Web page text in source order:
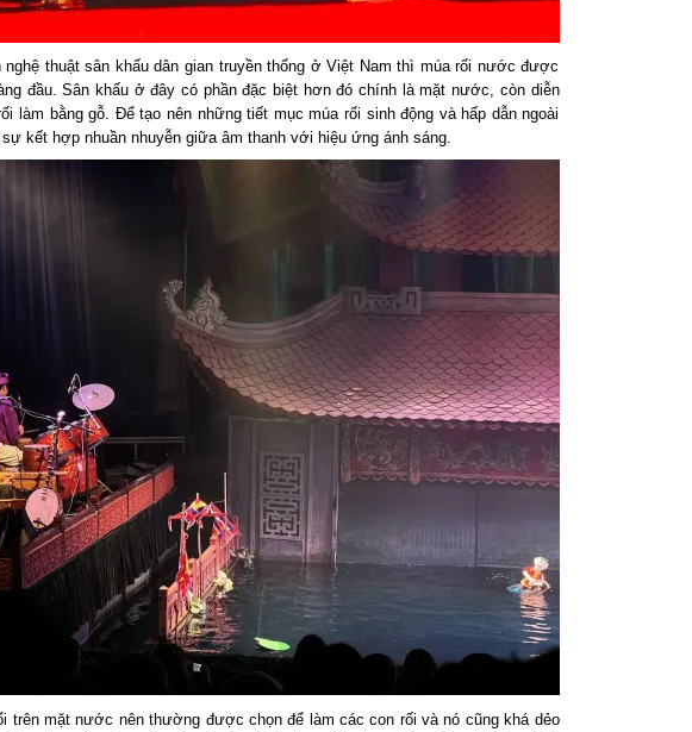
nghệ thuật sân khấu dân gian truyền thống ở Việt Nam thì múa rối nước được
đầu. Sân khấu ở đây có phần đặc biệt hơn đó chính là mặt nước, còn diễn
làm bằng gỗ. Để tạo nên những tiết mục múa rối sinh động và hấp dẫn ngoài
kết hợp nhuần nhuyễn giữa âm thanh với hiệu ứng ánh sáng.
trên mặt nước nên thường được chọn để làm các con rối và nó cũng khá dẻo